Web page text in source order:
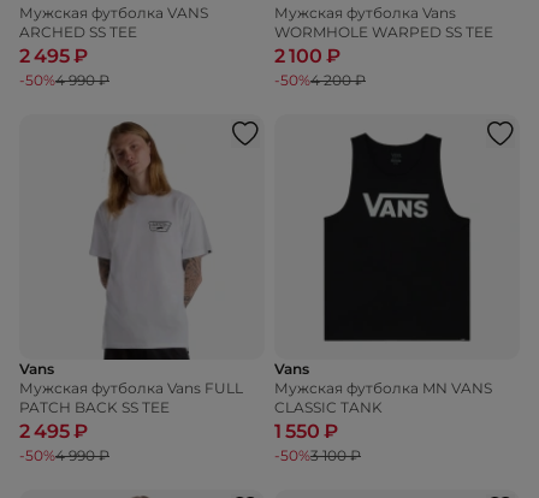
Мужская футболка VANS
ARCHED SS TEE
2 495 ₽
-50%4 990 ₽
Мужская футболка Vans
WORMHOLE WARPED SS TEE
2 100 ₽
-50%4 200 ₽
Vans
Мужская футболка Vans FULL
PATCH BACK SS TEE
2 495 ₽
-50%4 990 ₽
Vans
Мужская футболка MN VANS
CLASSIC TANK
1 550 ₽
-50%3 100 ₽